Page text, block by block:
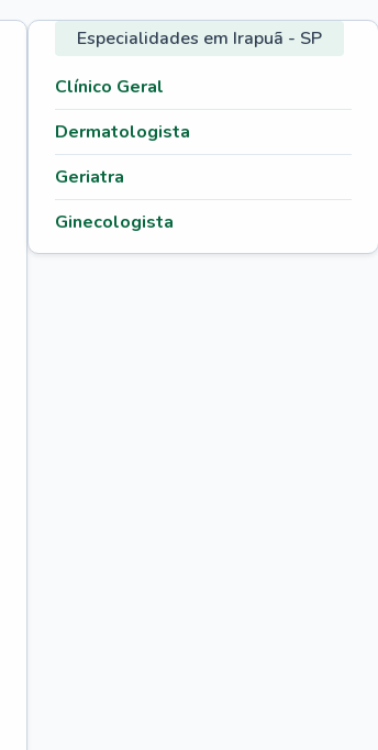
Especialidades em Irapuã - SP
Clínico Geral
Dermatologista
Geriatra
Ginecologista